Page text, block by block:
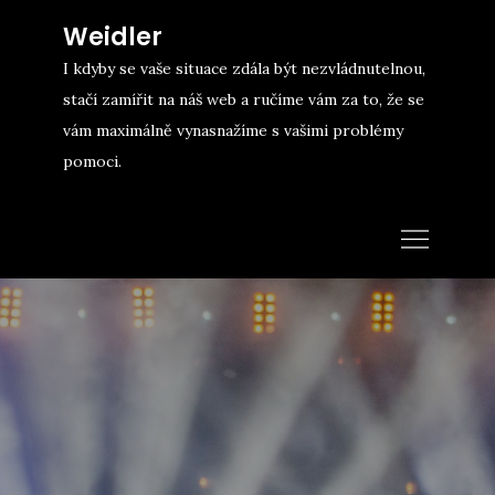
content
Weidler
I kdyby se vaše situace zdála být nezvládnutelnou,
stačí zamířit na náš web a ručíme vám za to, že se
vám maximálně vynasnažíme s vašimi problémy
pomoci.